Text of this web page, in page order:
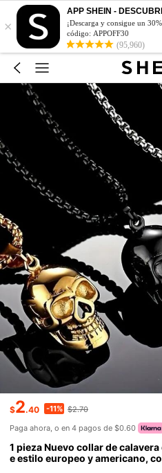
×
APP SHEIN -
¡Descarga y consigue un
código: APPOFF30
(95,960)
$2.40 -11% $2.70
Paga ahora, o en 4 pagos de $0.60
1 pieza Nuevo collar de
e estilo europeo y americano,